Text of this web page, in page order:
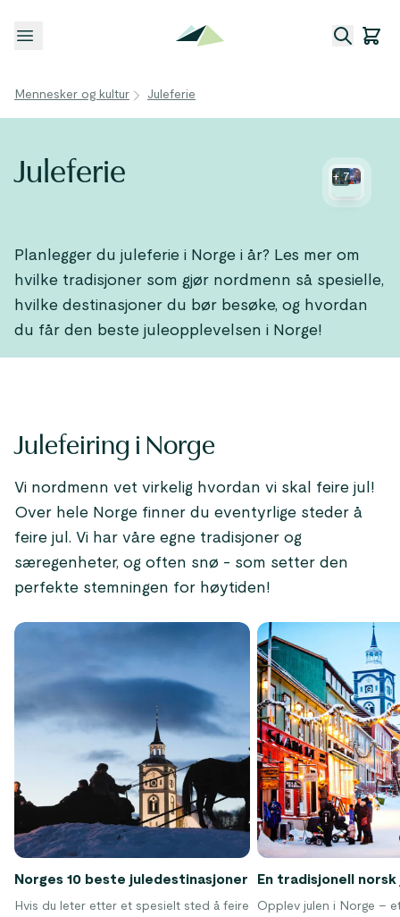
Åpne meny
Mennesker og kultur Juleferie
Juleferie +7
Planlegger du juleferie i Norge i år? Les mer om
hvilke tradisjoner som gjør nordmenn så spesielle,
hvilke destinasjoner du bør besøke, og hvordan
du får den beste juleopplevelsen i Norge!
Julefeiring i Norge
Vi nordmenn vet virkelig hvordan vi skal feire jul!
Over hele Norge finner du eventyrlige steder å
feire jul. Vi har våre egne tradisjoner og
særegenheter, og often snø - som setter den
perfekte stemningen for høytiden!
Norges 10 beste juledestinasjoner
Hvis du leter etter et spesielt sted å feire
En tradisjonell norsk
Opplev julen i Norge –